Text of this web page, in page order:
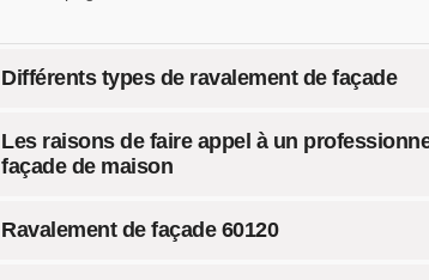
Différents types de ravalement de façade
Les raisons de faire appel à un
façade de maison
Ravalement de façade 60120